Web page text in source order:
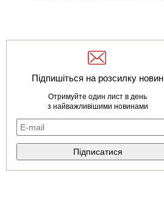
Підпишіться на розсилку новин
Отримуйте один лист в день
з найважливішими новинами